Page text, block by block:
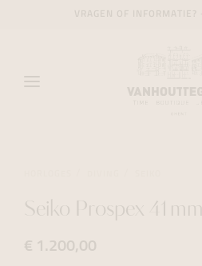
Seiko Prospex 41mm
€ 1.200,00